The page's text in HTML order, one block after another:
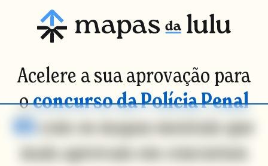
Acelere a sua aprovação para
oconcurso da Polícia Penal
RScom os mapas mentais que
mais aprovam em concursos